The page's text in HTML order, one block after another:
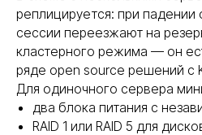
реплицируется: при падении
сессии переезжают на
кластерного режима — он
ряде open source решений с
Для одиночного сервера
два блока питания с
RAID 1 или RAID 5 для